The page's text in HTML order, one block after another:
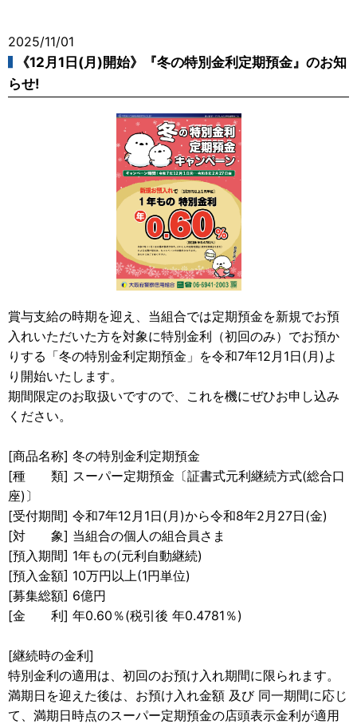
2025/11/01
《12月1日(月)開始》『冬の特別金利定期預金』のお知
らせ!
賞与支給の時期を迎え、当組合では定期預金を新規でお預
入れいただいた方を対象に特別金利（初回のみ）でお預か
りする「冬の特別金利定期預金」を令和7年12月1日(月)よ
り開始いたします。
期間限定のお取扱いですので、これを機にぜひお申し込み
ください。
[商品名称] 冬の特別金利定期預金
[種 類] スーパー定期預金〔証書式元利継続方式(総合口
座)〕
[受付期間] 令和7年12月1日(月)から令和8年2月27日(金)
[対 象] 当組合の個人の組合員さま
[預入期間] 1年もの(元利自動継続)
[預入金額] 10万円以上(1円単位)
[募集総額] 6億円
[金 利] 年0.60％(税引後 年0.4781％)
[継続時の金利]
特別金利の適用は、初回のお預け入れ期間に限られます。
満期日を迎えた後は、お預け入れ金額 及び 同一期間に応じ
て、満期日時点のスーパー定期預金の店頭表示金利が適用